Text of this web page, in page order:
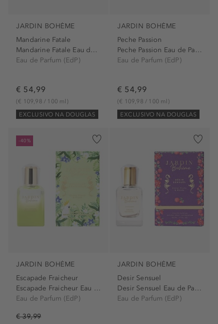
JARDIN BOHÈME
Mandarine Fatale
Mandarine Fatale Eau de...
Eau de Parfum (EdP)
€ 54,99
(€ 109,98 / 100 ml)
EXCLUSIVO NA DOUGLAS
JARDIN BOHÈME
Peche Passion
Peche Passion Eau de Parfum...
Eau de Parfum (EdP)
€ 54,99
(€ 109,98 / 100 ml)
EXCLUSIVO NA DOUGLAS
-40%
JARDIN BOHÈME
Escapade Fraicheur
Escapade Fraicheur Eau de...
Eau de Parfum (EdP)
€ 39,99
JARDIN BOHÈME
Desir Sensuel
Desir Sensuel Eau de Parfum...
Eau de Parfum (EdP)